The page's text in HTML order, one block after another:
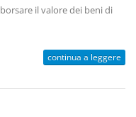
il valore dei beni di
continua a leggere